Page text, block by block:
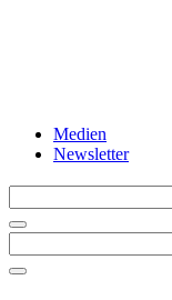
Medien
Newsletter